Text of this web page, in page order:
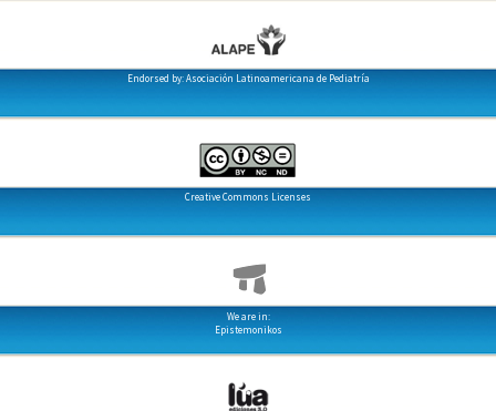
Endorsed by: Asociación Latinoamericana de Pediatría
Creative Commons Licenses
We are in:
Epistemonikos